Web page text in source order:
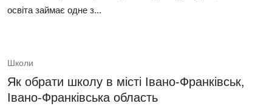
освіта займає одне з...
Школи
Як обрати школу в місті Івано-Франківськ,
Івано-Франківська область